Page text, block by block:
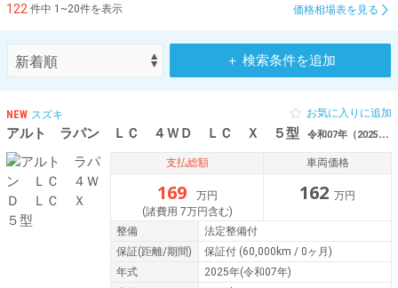
122 件中 1~20件を表示 価格相場表を見る
＋ 検索条件を追加
NEW スズキ
アルト ラパン ＬＣ ４ＷＤ ＬＣ Ｘ ５型 令和07年（2025年） 0.2万km 福井県福井市
お気に入りに追加
支払総額
169
万円
(諸費用 7万円含む)
車両価格
162 万円
整備
法定整備付
保証(距離/期間) 保証付 (60,000km / 0ヶ月)
年式
2025年(令和07年)